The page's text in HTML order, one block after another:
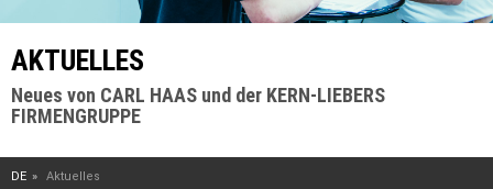
AKTUELLES
Neues von CARL HAAS und der KERN-LIEBERS
FIRMENGRUPPE
DE Aktuelles